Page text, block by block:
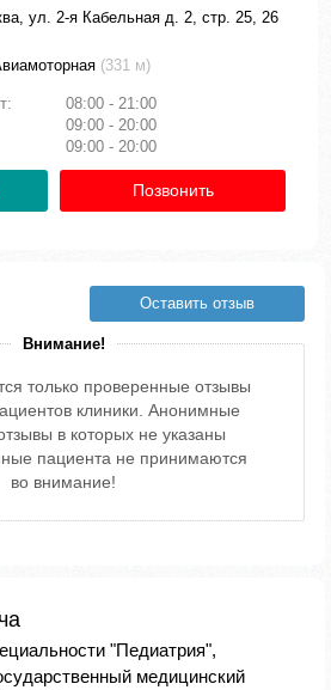
ул. 2-я Кабельная д. 2, стр. 25, 26
(331 м)
08:00 - 21:00
09:00 - 20:00
09:00 - 20:00
Позвонить
Оставить отзыв
Внимание!
только проверенные отзывы
клиники. Анонимные
в которых не указаны
пациента не принимаются
во внимание!
"Педиатрия",
медицинский